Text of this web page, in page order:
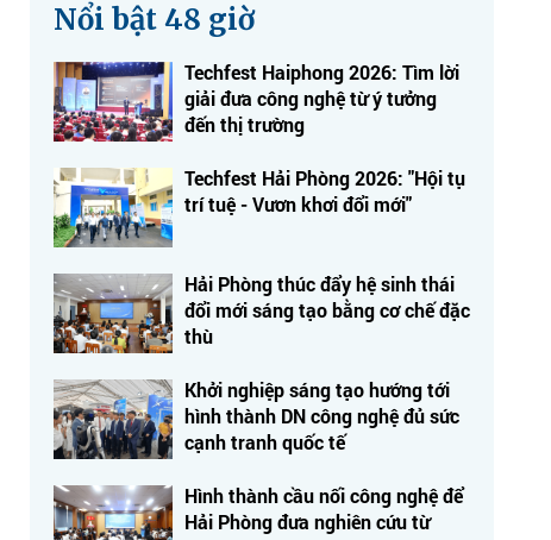
Nổi bật 48 giờ
Techfest Haiphong 2026: Tìm lời
giải đưa công nghệ từ ý tưởng
đến thị trường
Techfest Hải Phòng 2026: "Hội tụ
trí tuệ - Vươn khơi đổi mới"
Hải Phòng thúc đẩy hệ sinh thái
đổi mới sáng tạo bằng cơ chế đặc
thù
Khởi nghiệp sáng tạo hướng tới
hình thành DN công nghệ đủ sức
cạnh tranh quốc tế
Hình thành cầu nối công nghệ để
Hải Phòng đưa nghiên cứu từ